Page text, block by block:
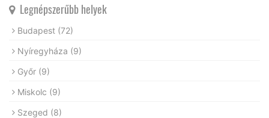
Legnépszerűbb helyek
Budapest (72)
Nyíregyháza (9)
Győr (9)
Miskolc (9)
Szeged (8)